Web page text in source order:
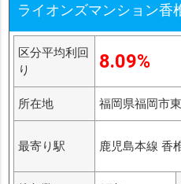
ライオンズマンション香
区分平均利回
り
8.09%
所在地 福岡県福岡市
最寄り駅 鹿児島本線 香